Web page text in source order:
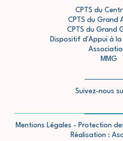
CPTS du
CPTS du Grand
CPTS du Grand
Dispositif d'Appui à
MMG
Suivez-nous
Mentions Légales - Protection
Réalisation :